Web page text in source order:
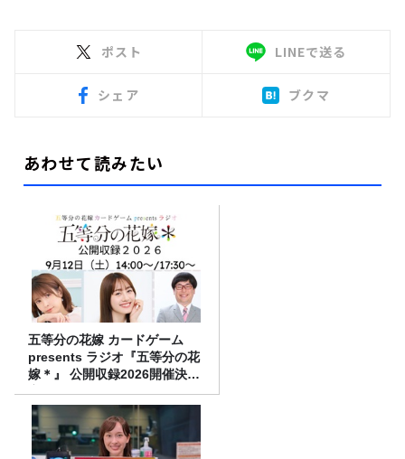
ポスト LINEで送る
シェア ブクマ
あわせて読みたい
五等分の花嫁 カードゲーム
presents ラジオ『五等分の花
嫁＊』 公開収録2026開催決
定！